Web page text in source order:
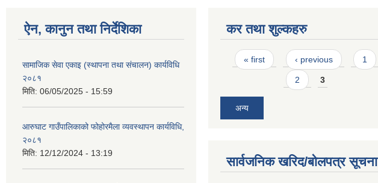
ऐन, कानुन तथा निर्देशिका
सामाजिक सेवा एकाइ (स्थापना तथा संचालन) कार्यविधि
२०८१
मिति: 06/05/2025 - 15:59
आरुघाट गाउँपालिकाको फोहोरमैला व्यवस्थापन कार्यविधि,
२०८१
मिति: 12/12/2024 - 13:19
कर तथा शुल्कहरु
Pages
« first ‹ previous 1
2 3
अन्य
सार्वजनिक खरिद/बोलपत्र सूचना